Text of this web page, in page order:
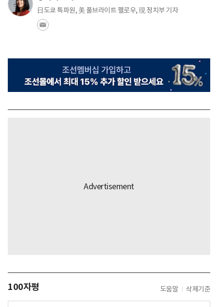
日도쿄 특파원, 美 풀브라이트 펠로우, 現 정치부 기자
100자평 도움말 삭제기준